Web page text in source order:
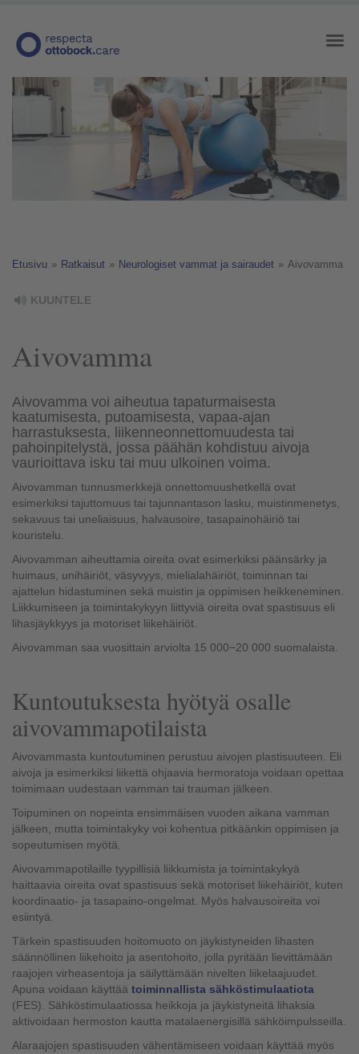
Etusivu » Ratkaisut » Neurologiset vammat ja sairaudet » Aivovamma
KUUNTELE
Aivovamma
Aivovamma voi aiheutua tapaturmaisesta
kaatumisesta, putoamisesta, vapaa-ajan
harrastuksesta, liikenneonnettomuudesta tai
pahoinpitelystä, jossa päähän kohdistuu aivoja
vaurioittava isku tai muu ulkoinen voima.
Aivovamman tunnusmerkkejä onnettomuushetkellä ovat
esimerkiksi tajuttomuus tai tajunnantason lasku, muistinmenetys,
sekavuus tai uneliaisuus, halvausoire, tasapainohäiriö tai
kouristelu.
Aivovamman aiheuttamia oireita ovat esimerkiksi päänsärky ja
huimaus, unihäiriöt, väsyvyys, mielialahäiriöt, toiminnan tai
ajattelun hidastuminen sekä muistin ja oppimisen heikkeneminen.
Liikkumiseen ja toimintakykyyn liittyviä oireita ovat spastisuus eli
lihasjäykkyys ja motoriset liikehäiriöt.
Aivovamman saa vuosittain arviolta 15 000−20 000 suomalaista.
Kuntoutuksesta hyötyä osalle
aivovammapotilaista
Aivovammasta kuntoutuminen perustuu aivojen plastisuuteen. Eli
aivoja ja esimerkiksi liikettä ohjaavia hermoratoja voidaan opettaa
toimimaan uudestaan vamman tai trauman jälkeen.
Toipuminen on nopeinta ensimmäisen vuoden aikana vamman
jälkeen, mutta toimintakyky voi kohentua pitkäänkin oppimisen ja
sopeutumisen myötä.
Aivovammapotilaille tyypillisiä liikkumista ja toimintakykyä
haittaavia oireita ovat spastisuus sekä motoriset liikehäiriöt, kuten
koordinaatio- ja tasapaino-ongelmat. Myös halvausoireita voi
esiintyä.
Tärkein spastisuuden hoitomuoto on jäykistyneiden lihasten
säännöllinen liikehoito ja asentohoito, jolla pyritään lievittämään
raajojen virheasentoja ja säilyttämään nivelten liikelaajuudet.
Apuna voidaan käyttää toiminnallista sähköstimulaatiota
(FES). Sähköstimulaatiossa heikkoja ja jäykistyneitä lihaksia
aktivoidaan hermoston kautta matalaenergisillä sähköimpulsseilla.
Alaraajojen spastisuuden vähentämiseen voidaan käyttää myös